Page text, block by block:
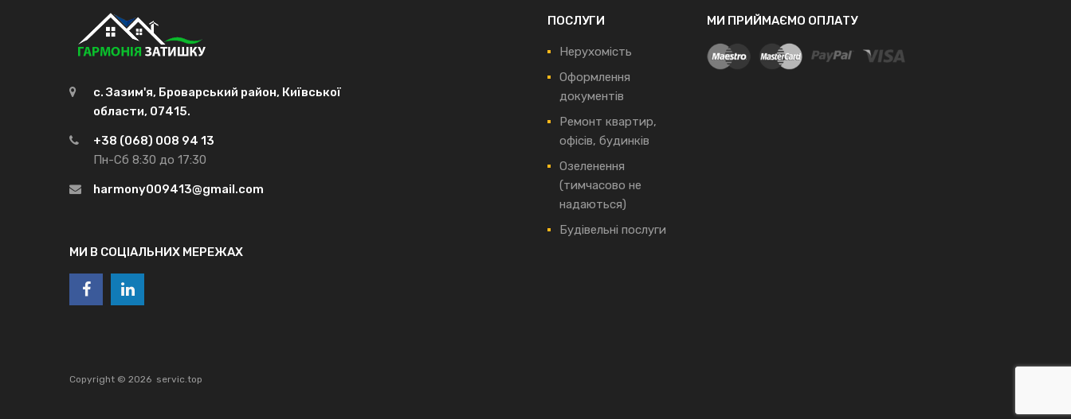
с. Зазим'я, Броварський район, Київської
области, 07415.
+38 (068) 008 94 13
Пн-Сб 8:30 до 17:30
harmony009413@gmail.com
МИ В СОЦІАЛЬНИХ МЕРЕЖАХ
ПОСЛУГИ
Нерухомість
Оформлення
документів
Ремонт квартир,
офісів, будинків
Озеленення
(тимчасово не
надаються)
Будівельні послуги
МИ ПРИЙМАЄМО ОПЛАТУ
Copyright © 2026 servic.top